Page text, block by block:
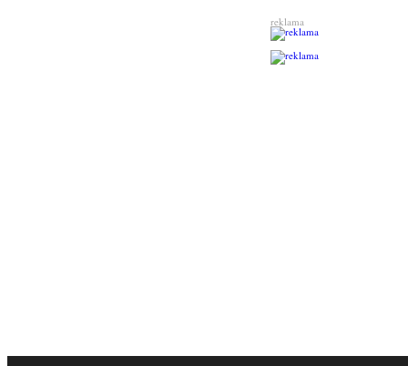
reklama